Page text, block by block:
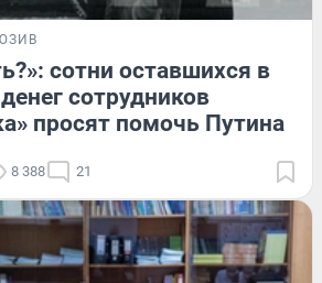
сотни оставшихся в
сотрудников
просят помочь Путина
8 388 21